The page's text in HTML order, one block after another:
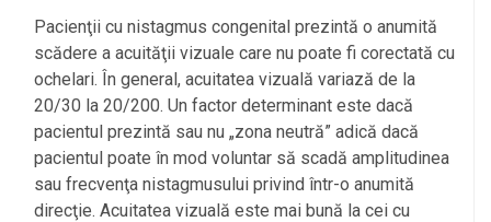
Pacienţii cu nistagmus congenital prezintă o anumită
scădere a acuităţii vizuale care nu poate fi corectată cu
ochelari. În general, acuitatea vizuală variază de la
20/30 la 20/200. Un factor determinant este dacă
pacientul prezintă sau nu „zona neutră” adică dacă
pacientul poate în mod voluntar să scadă amplitudinea
sau frecvenţa nistagmusului privind într-o anumită
direcţie. Acuitatea vizuală este mai bună la cei cu